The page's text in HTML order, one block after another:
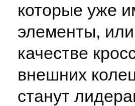
которые уже
элементы,
качестве
внешних
станут